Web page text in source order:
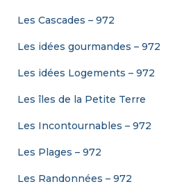
Les Cascades – 972
Les idées gourmandes – 972
Les idées Logements – 972
Les îles de la Petite Terre
Les Incontournables – 972
Les Plages – 972
Les Randonnées – 972